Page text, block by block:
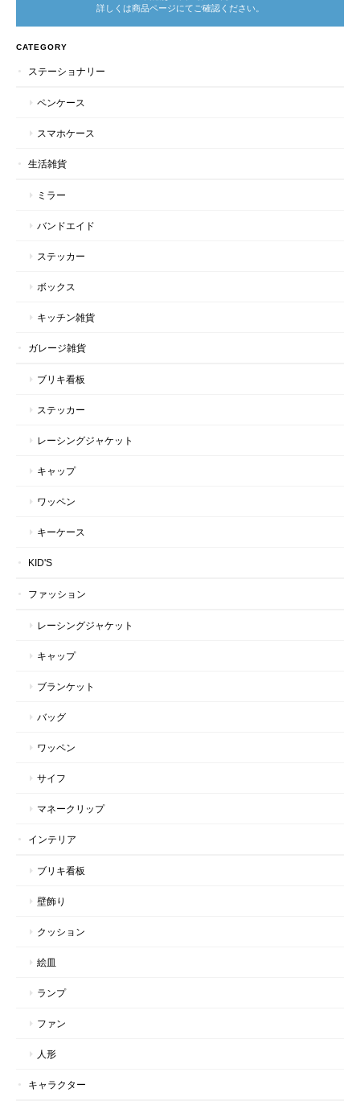
詳しくは商品ページにてご確認ください。
CATEGORY
ステーショナリー
ペンケース
スマホケース
生活雑貨
ミラー
バンドエイド
ステッカー
ボックス
キッチン雑貨
ガレージ雑貨
ブリキ看板
ステッカー
レーシングジャケット
キャップ
ワッペン
キーケース
KID'S
ファッション
レーシングジャケット
キャップ
ブランケット
バッグ
ワッペン
サイフ
マネークリップ
インテリア
ブリキ看板
壁飾り
クッション
絵皿
ランプ
ファン
人形
キャラクター